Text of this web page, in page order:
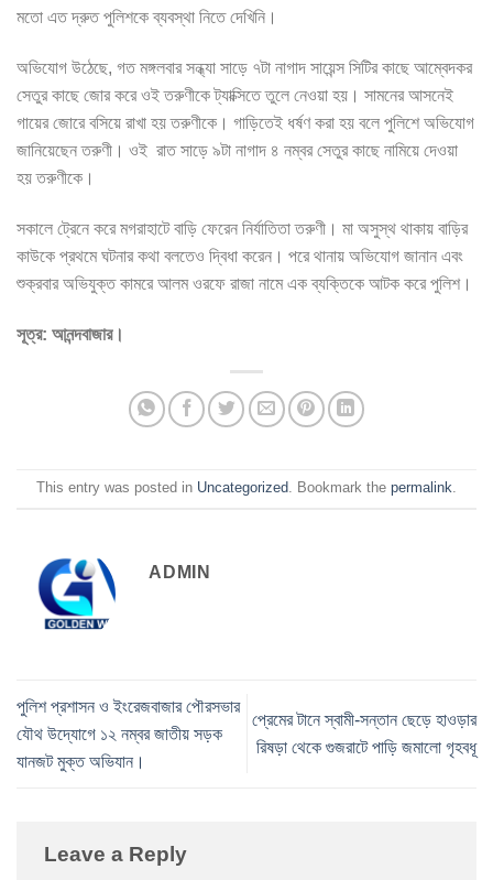
মতো এত দ্রুত পুলিশকে ব্যবস্থা নিতে দেখিনি।
অভিযোগ উঠেছে, গত মঙ্গলবার সন্ধ্যা সাড়ে ৭টা নাগাদ সায়েন্স সিটির কাছে আম্বেদকর
সেতুর কাছে জোর করে ওই তরুণীকে ট্যাক্সিতে তুলে নেওয়া হয়। সামনের আসনেই
গায়ের জোরে বসিয়ে রাখা হয় তরুণীকে। গাড়িতেই ধর্ষণ করা হয় বলে পুলিশে অভিযোগ
জানিয়েছেন তরুণী। ওই রাত সাড়ে ৯টা নাগাদ ৪ নম্বর সেতুর কাছে নামিয়ে দেওয়া
হয় তরুণীকে।
সকালে ট্রেনে করে মগরাহাটে বাড়ি ফেরেন নির্যাতিতা তরুণী। মা অসুস্থ থাকায় বাড়ির
কাউকে প্রথমে ঘটনার কথা বলতেও দ্বিধা করেন। পরে থানায় অভিযোগ জানান এবং
শুক্রবার অভিযুক্ত কামরে আলম ওরফে রাজা নামে এক ব্যক্তিকে আটক করে পুলিশ।
সূত্র: আনন্দবাজার।
This entry was posted in Uncategorized . Bookmark the permalink
ADMIN
পুলিশ প্রশাসন ও ইংরেজবাজার পৌরসভার
যৌথ উদ্যোগে ১২ নম্বর জাতীয় সড়ক
যানজট মুক্ত অভিযান।
প্রেমের টানে স্বামী-সন্তান ছেড়ে হাওড়ার
রিষড়া থেকে গুজরাটে পাড়ি জমালো গৃহবধূ
Leave a Reply